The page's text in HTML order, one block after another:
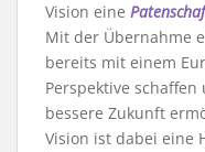
Vision eine
Mit der Übernahme
bereits mit einem
Perspektive
bessere Zukunft
Vision ist dabei eine